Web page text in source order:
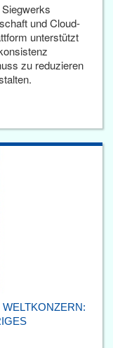
und Cloud-
unterstützt
zu reduzieren